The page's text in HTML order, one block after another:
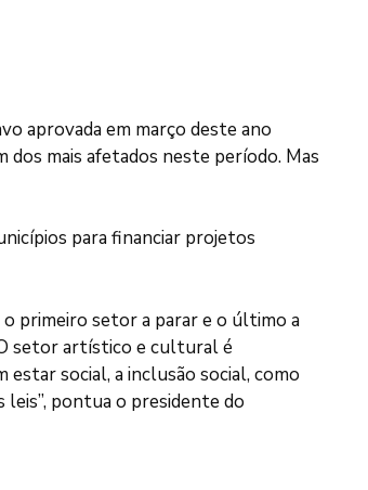
aprovada em março deste ano
mais afetados neste período. Mas
para financiar projetos
primeiro setor a parar e o último a
setor artístico e cultural é
social, a inclusão social, como
leis”, pontua o presidente do